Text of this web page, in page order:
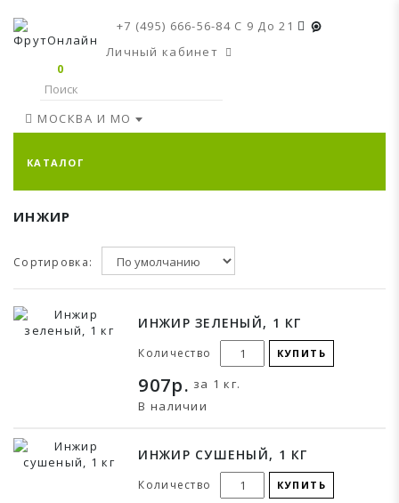
+7 (495) 666-56-84 C 9 До 21
Личный кабинет
0
МОСКВА И МО
КАТАЛОГ
ИНЖИР
Сортировка:
ИНЖИР ЗЕЛЕНЫЙ, 1 КГ
Количество КУПИТЬ
907р. за 1 кг.
В наличии
ИНЖИР СУШЕНЫЙ, 1 КГ
Количество КУПИТЬ